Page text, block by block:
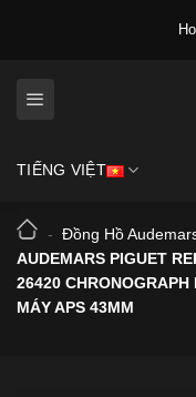
TIẾNG VIỆT
- Đồng Hồ
AUDEMARS PIGUET
26420
MÁY APS 43MM